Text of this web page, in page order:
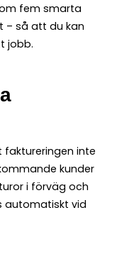
fem smarta
så att du kan
jobb.
faktureringen inte
kunder
i förväg och
automatiskt vid